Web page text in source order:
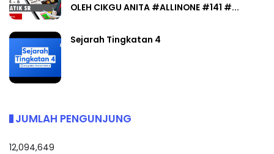
OLEH CIKGU ANITA #ALLINONE #141 #...
Sejarah Tingkatan 4
JUMLAH PENGUNJUNG
12,094,649